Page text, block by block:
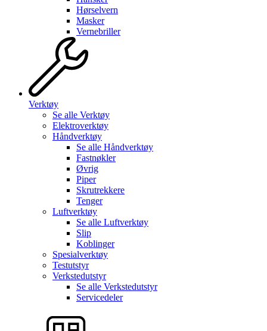
Hørselvern
Masker
Vernebriller
Verktøy
Se alle Verktøy
Elektroverktøy
Håndverktøy
Se alle Håndverktøy
Fastnøkler
Øvrig
Piper
Skrutrekkere
Tenger
Luftverktøy
Se alle Luftverktøy
Slip
Koblinger
Spesialverktøy
Testutstyr
Verkstedutstyr
Se alle Verkstedutstyr
Servicedeler